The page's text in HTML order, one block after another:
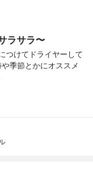
ラサラ〜
つけてドライヤーして
季節とかにオススメ